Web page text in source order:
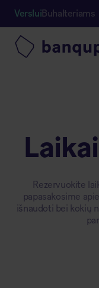
VersluiBuhalteriams
Rezervuokite
papasakosime
išnaudoti bei kokių